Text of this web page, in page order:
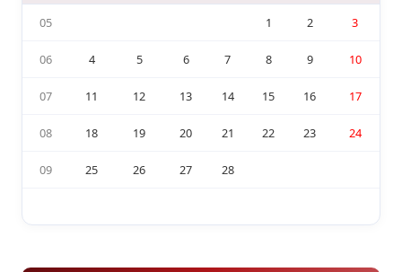
05 1 2 3
06 4 5 6 7 8 9 10
07 11 12 13 14 15 16 17
08 18 19 20 21 22 23 24
09 25 26 27 28